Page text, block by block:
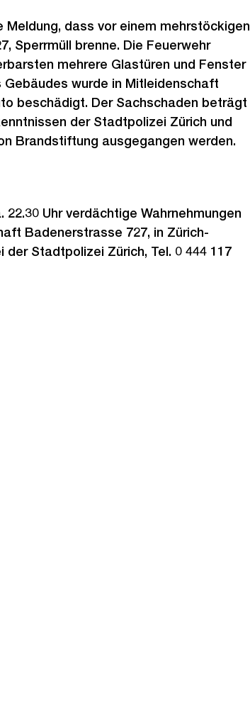
Meldung, dass vor einem mehrstöckigen
Sperrmüll brenne. Die Feuerwehr
mehrere Glastüren und Fenster
wurde in Mitleidenschaft
beschädigt. Der Sachschaden beträgt
der Stadtpolizei Zürich und
Brandstiftung ausgegangen werden.
Uhr verdächtige Wahrnehmungen
Badenerstrasse 727, in Zürich-
Stadtpolizei Zürich, Tel. 0 444 117